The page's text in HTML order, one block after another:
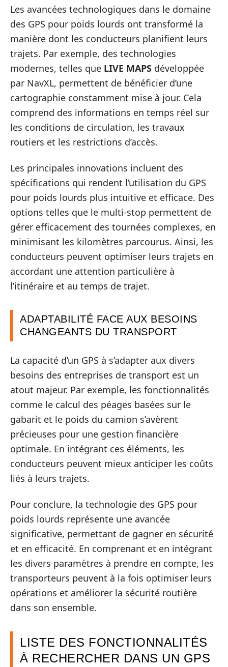
Les avancées technologiques dans le domaine
des GPS pour poids lourds ont transformé la
manière dont les conducteurs planifient leurs
trajets. Par exemple, des technologies
modernes, telles que LIVE MAPS développée
par NavXL, permettent de bénéficier d’une
cartographie constamment mise à jour. Cela
comprend des informations en temps réel sur
les conditions de circulation, les travaux
routiers et les restrictions d’accès.
Les principales innovations incluent des
spécifications qui rendent l’utilisation du GPS
pour poids lourds plus intuitive et efficace. Des
options telles que le multi-stop permettent de
gérer efficacement des tournées complexes, en
minimisant les kilomètres parcourus. Ainsi, les
conducteurs peuvent optimiser leurs trajets en
accordant une attention particulière à
l’itinéraire et au temps de trajet.
ADAPTABILITÉ FACE AUX BESOINS
CHANGEANTS DU TRANSPORT
La capacité d’un GPS à s’adapter aux divers
besoins des entreprises de transport est un
atout majeur. Par exemple, les fonctionnalités
comme le calcul des péages basées sur le
gabarit et le poids du camion s’avèrent
précieuses pour une gestion financière
optimale. En intégrant ces éléments, les
conducteurs peuvent mieux anticiper les coûts
liés à leurs trajets.
Pour conclure, la technologie des GPS pour
poids lourds représente une avancée
significative, permettant de gagner en sécurité
et en efficacité. En comprenant et en intégrant
les divers paramètres à prendre en compte, les
transporteurs peuvent à la fois optimiser leurs
opérations et améliorer la sécurité routière
dans son ensemble.
LISTE DES FONCTIONNALITÉS
À RECHERCHER DANS UN GPS